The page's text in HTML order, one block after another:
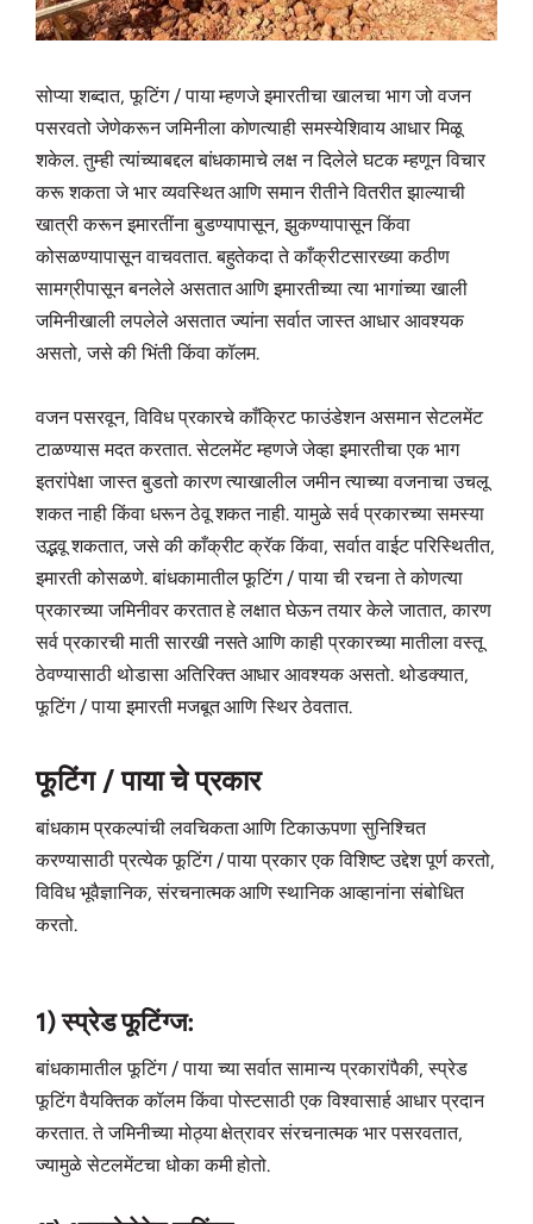
सोप्या शब्दात, फूटिंग / पाया म्हणजे इमारतीचा खालचा भाग जो वजन
पसरवतो जेणेकरून जमिनीला कोणत्याही समस्येशिवाय आधार मिळू
शकेल. तुम्ही त्यांच्याबद्दल बांधकामाचे लक्ष न दिलेले घटक म्हणून विचार
करू शकता जे भार व्यवस्थित आणि समान रीतीने वितरीत झाल्याची
खात्री करून इमारतींना बुडण्यापासून, झुकण्यापासून किंवा
कोसळण्यापासून वाचवतात. बहुतेकदा ते काँक्रीटसारख्या कठीण
सामग्रीपासून बनलेले असतात आणि इमारतीच्या त्या भागांच्या खाली
जमिनीखाली लपलेले असतात ज्यांना सर्वात जास्त आधार आवश्यक
असतो, जसे की भिंती किंवा कॉलम.
वजन पसरवून, विविध प्रकारचे काँक्रिट फाउंडेशन असमान सेटलमेंट
टाळण्यास मदत करतात. सेटलमेंट म्हणजे जेव्हा इमारतीचा एक भाग
इतरांपेक्षा जास्त बुडतो कारण त्याखालील जमीन त्याच्या वजनाचा उचलू
शकत नाही किंवा धरून ठेवू शकत नाही. यामुळे सर्व प्रकारच्या समस्या
उद्भवू शकतात, जसे की काँक्रीट क्रॅक किंवा, सर्वात वाईट परिस्थितीत,
इमारती कोसळणे. बांधकामातील फूटिंग / पाया ची रचना ते कोणत्या
प्रकारच्या जमिनीवर करतात हे लक्षात घेऊन तयार केले जातात, कारण
सर्व प्रकारची माती सारखी नसते आणि काही प्रकारच्या मातीला वस्तू
ठेवण्यासाठी थोडासा अतिरिक्त आधार आवश्यक असतो. थोडक्यात,
फूटिंग / पाया इमारती मजबूत आणि स्थिर ठेवतात.
फूटिंग / पाया चे प्रकार
बांधकाम प्रकल्पांची लवचिकता आणि टिकाऊपणा सुनिश्चित
करण्यासाठी प्रत्येक फूटिंग / पाया प्रकार एक विशिष्ट उद्देश पूर्ण करतो,
विविध भूवैज्ञानिक, संरचनात्मक आणि स्थानिक आव्हानांना संबोधित
करतो.
1) स्प्रेड फूटिंग्ज:
बांधकामातील फूटिंग / पाया च्या सर्वात सामान्य प्रकारांपैकी, स्प्रेड
फूटिंग वैयक्तिक कॉलम किंवा पोस्टसाठी एक विश्वासार्ह आधार प्रदान
करतात. ते जमिनीच्या मोठ्या क्षेत्रावर संरचनात्मक भार पसरवतात,
ज्यामुळे सेटलमेंटचा धोका कमी होतो.